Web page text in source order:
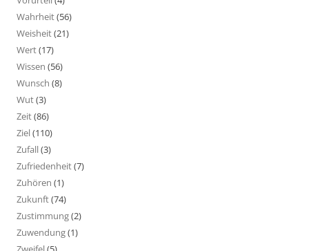
Wahrheit(56)
Weisheit(21)
Wert(17)
Wissen (56)
Wunsch (8)
Wut(3)
Zeit(86)
Ziel(110)
Zufall(3)
Zufriedenheit(7)
Zuhören (1)
Zukunft(74)
Zustimmung(2)
Zuwendung(1)